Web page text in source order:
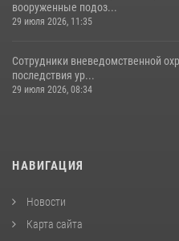
вооруженные подоз...
29 июля 2026, 11:35
Сотрудники вневедомственной
последствия ур...
29 июля 2026, 08:34
НАВИГАЦИЯ
Новости
Карта сайта